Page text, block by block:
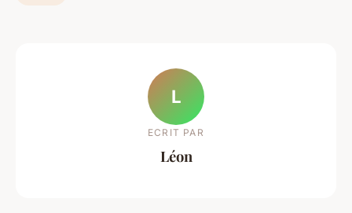
L
ECRIT PAR
Léon